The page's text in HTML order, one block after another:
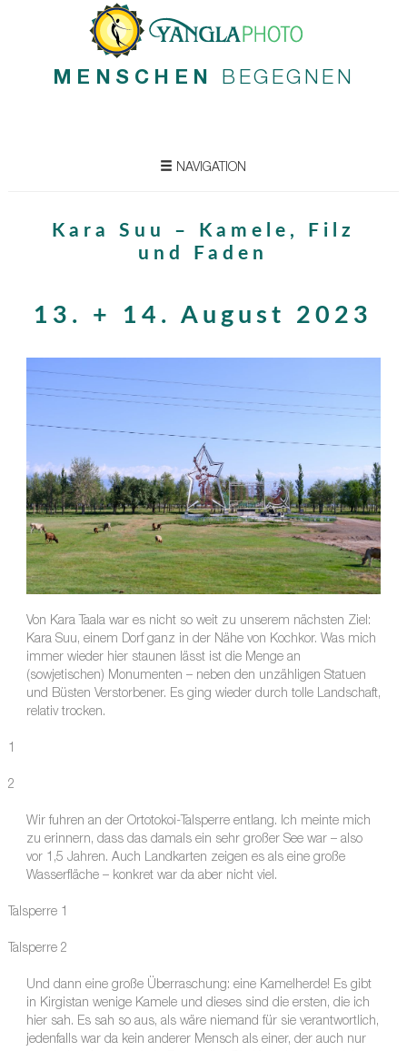
MENSCHEN BEGEGNEN
NAVIGATION
Kara Suu – Kamele, Filz
und Faden
13. + 14. August 2023
Von Kara Taala war es nicht so weit zu unserem nächsten Ziel:
Kara Suu, einem Dorf ganz in der Nähe von Kochkor. Was mich
immer wieder hier staunen lässt ist die Menge an
(sowjetischen) Monumenten – neben den unzähligen Statuen
und Büsten Verstorbener. Es ging wieder durch tolle Landschaft,
relativ trocken.
1
2
Wir fuhren an der Ortotokoi-Talsperre entlang. Ich meinte mich
zu erinnern, dass das damals ein sehr großer See war – also
vor 1,5 Jahren. Auch Landkarten zeigen es als eine große
Wasserfläche – konkret war da aber nicht viel.
Talsperre 1
Talsperre 2
Und dann eine große Überraschung: eine Kamelherde! Es gibt
in Kirgistan wenige Kamele und dieses sind die ersten, die ich
hier sah. Es sah so aus, als wäre niemand für sie verantwortlich,
jedenfalls war da kein anderer Mensch als einer, der auch nur